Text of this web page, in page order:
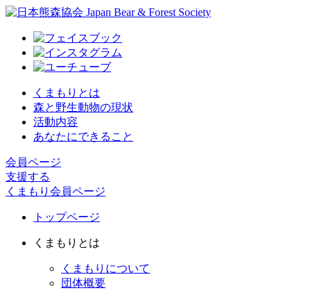
くまもりとは
森と野生動物の現状
活動内容
あなたにできること
会員ページ
支援する
くまもり会員ページ
トップページ
くまもりとは
くまもりについて
団体概要